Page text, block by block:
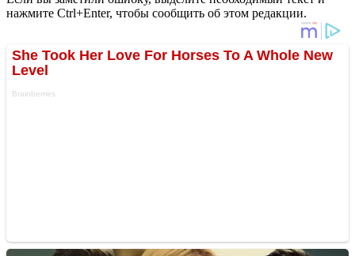
нажмите Ctrl+Enter, чтобы сообщить об этом редакции.